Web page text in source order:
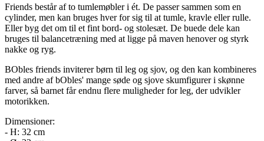
Friends består af to tumlemøbler i ét. De passer sammen som en
cylinder, men kan bruges hver for sig til at tumle, kravle eller rulle.
Eller byg det om til et fint bord- og stolesæt. De buede dele kan
bruges til balancetræning med at ligge på maven henover og styrk
nakke og ryg.
BObles friends inviterer børn til leg og sjov, og den kan kombineres
med andre af bObles' mange søde og sjove skumfigurer i skønne
farver, så barnet får endnu flere muligheder for leg, der udvikler
motorikken.
Dimensioner:
- H: 32 cm